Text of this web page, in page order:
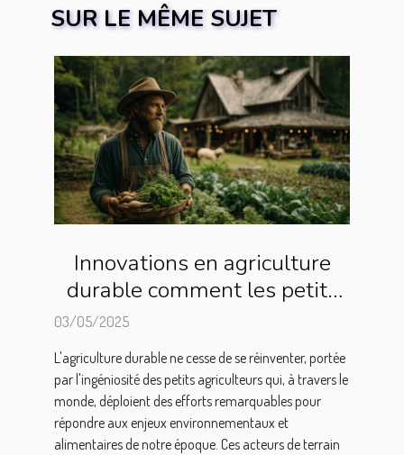
SUR LE MÊME SUJET
Innovations en agriculture
durable comment les petits
agriculteurs changent la
donne
03/05/2025
L'agriculture durable ne cesse de se réinventer, portée
par l'ingéniosité des petits agriculteurs qui, à travers le
monde, déploient des efforts remarquables pour
répondre aux enjeux environnementaux et
alimentaires de notre époque. Ces acteurs de terrain